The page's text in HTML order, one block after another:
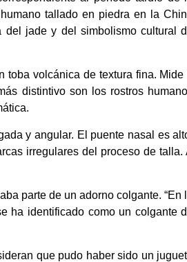
tallado en piedra en la
del jade y del simbolismo cultural
toba volcánica de textura fina. Mide
distintivo son los rostros
y angular. El puente nasal es
irregulares del proceso de talla.
parte de un adorno colgante. “En
ha identificado como un colgante
que pudo haber sido un